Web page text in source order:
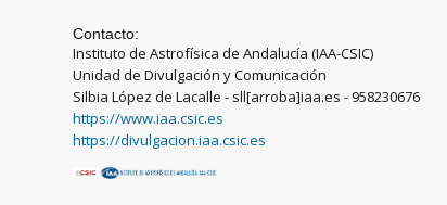
Contacto:
Instituto de Astrofísica de Andalucía (IAA-CSIC)
Unidad de Divulgación y Comunicación
Silbia López de Lacalle - sll[arroba]iaa.es - 958230676
https://www.iaa.csic.es
https://divulgacion.iaa.csic.es